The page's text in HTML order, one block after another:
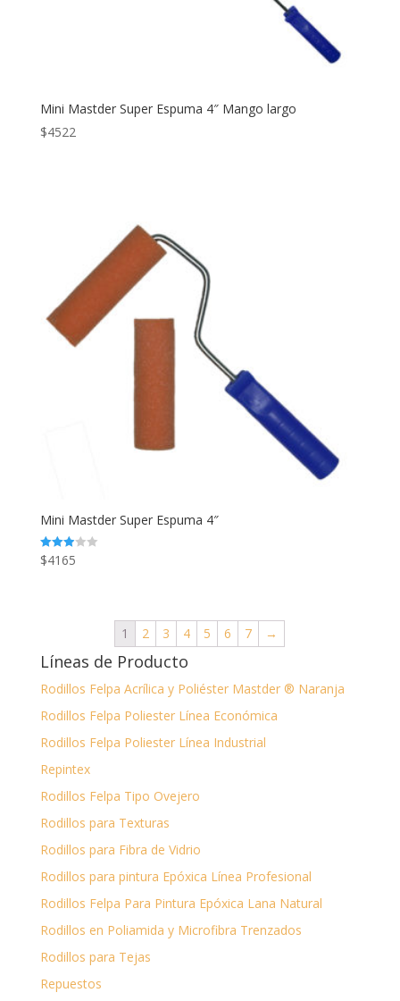
Mini Mastder Super Espuma 4″ Mango largo
$4522
Mini Mastder Super Espuma 4″
Valorado
en
$4165
1 2 3 4 5 6 7 →
Líneas de Producto
Rodillos Felpa Acrílica y Poliéster Mastder ® Naranja
Rodillos Felpa Poliester Línea Económica
Rodillos Felpa Poliester Línea Industrial
Repintex
Rodillos Felpa Tipo Ovejero
Rodillos para Texturas
Rodillos para Fibra de Vidrio
Rodillos para pintura Epóxica Línea Profesional
Rodillos Felpa Para Pintura Epóxica Lana Natural
Rodillos en Poliamida y Microfibra Trenzados
Rodillos para Tejas
Repuestos